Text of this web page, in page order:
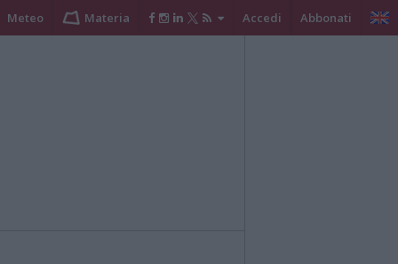
Meteo Materia Accedi Abbonati